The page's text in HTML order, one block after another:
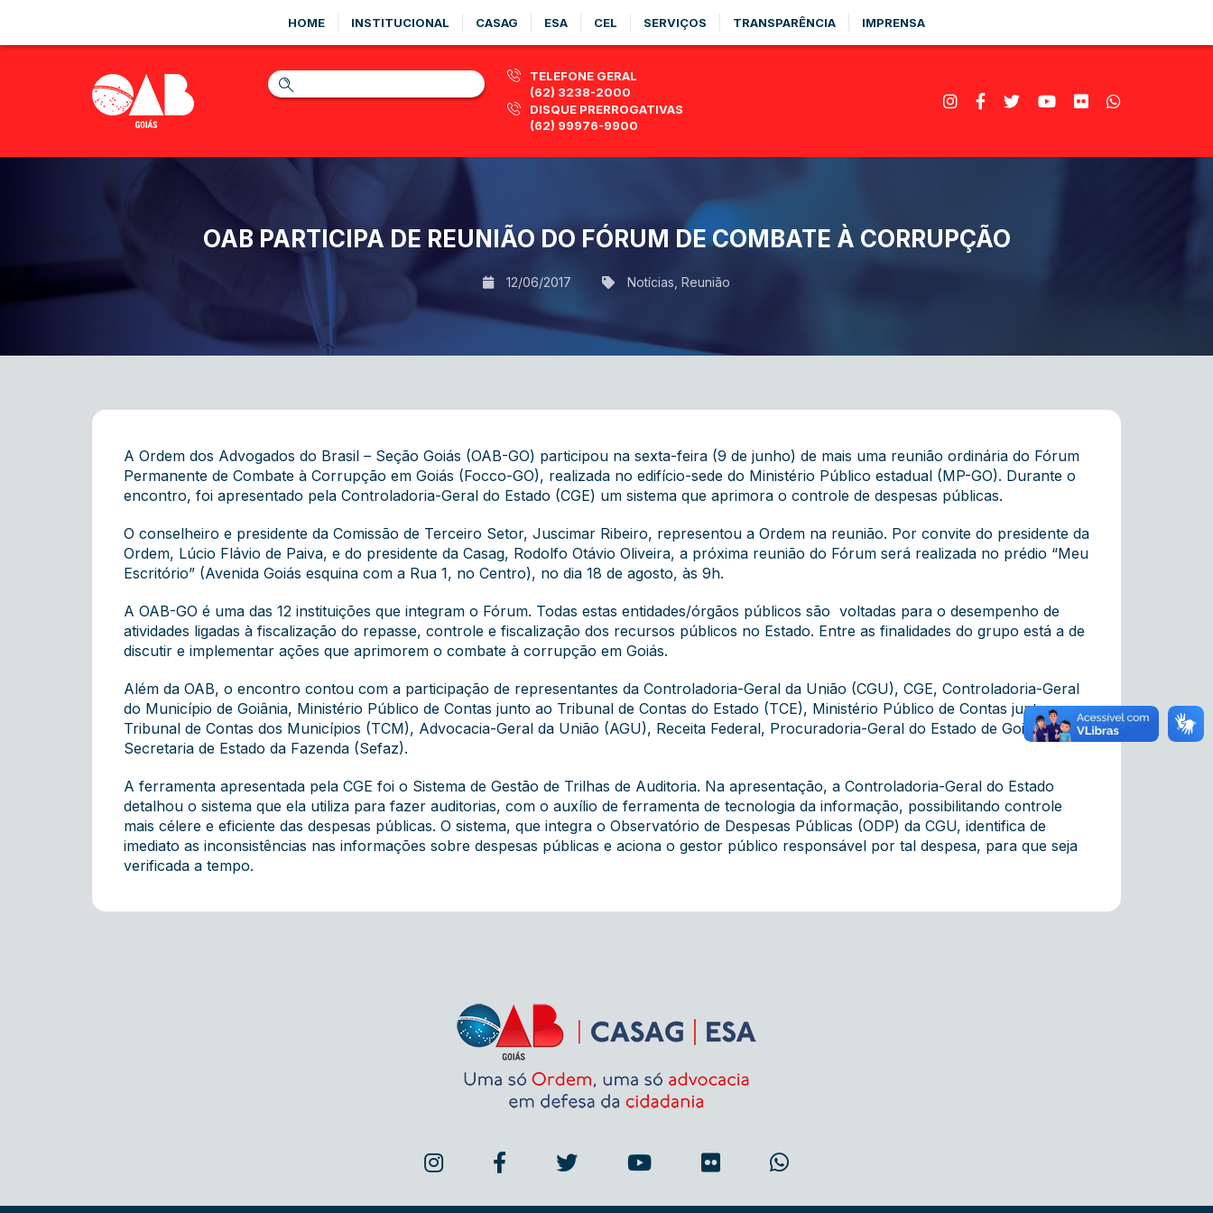
HOME INSTITUCIONAL CASAG ESA CEL SERVIÇOS TRANSPARÊNCIA IMPRENSA
TELEFONE GERAL
(62) 3238-2000
DISQUE PRERROGATIVAS
(62) 99976-9900
OAB PARTICIPA DE REUNIÃO DO FÓRUM DE COMBATE À CORRUPÇÃO
12/06/2017 Notícias Reunião
A Ordem dos Advogados do Brasil – Seção Goiás (OAB-GO) participou na sexta-feira (9 de junho) de mais uma reunião ordinária do Fórum
Permanente de Combate à Corrupção em Goiás (Focco-GO), realizada no edifício-sede do Ministério Público estadual (MP-GO). Durante o
encontro, foi apresentado pela Controladoria-Geral do Estado (CGE) um sistema que aprimora o controle de despesas públicas.
O conselheiro e presidente da Comissão de Terceiro Setor, Juscimar Ribeiro, representou a Ordem na reunião. Por convite do presidente da
Ordem, Lúcio Flávio de Paiva, e do presidente da Casag, Rodolfo Otávio Oliveira, a próxima reunião do Fórum será realizada no prédio “Meu
Escritório” (Avenida Goiás esquina com a Rua 1, no Centro), no dia 18 de agosto, às 9h.
A OAB-GO é uma das 12 instituições que integram o Fórum. Todas estas entidades/órgãos públicos são voltadas para o desempenho de
atividades ligadas à fiscalização do repasse, controle e fiscalização dos recursos públicos no Estado. Entre as finalidades do grupo está a de
discutir e implementar ações que aprimorem o combate à corrupção em Goiás.
Além da OAB, o encontro contou com a participação de representantes da Controladoria-Geral da União (CGU), CGE, Controladoria-Geral
do Município de Goiânia, Ministério Público de Contas junto ao Tribunal de Contas do Estado (TCE), Ministério Público de Contas junto ao
Tribunal de Contas dos Municípios (TCM), Advocacia-Geral da União (AGU), Receita Federal, Procuradoria-Geral do Estado de Goiás e
Secretaria de Estado da Fazenda (Sefaz).
A ferramenta apresentada pela CGE foi o Sistema de Gestão de Trilhas de Auditoria. Na apresentação, a Controladoria-Geral do Estado
detalhou o sistema que ela utiliza para fazer auditorias, com o auxílio de ferramenta de tecnologia da informação, possibilitando controle
mais célere e eficiente das despesas públicas. O sistema, que integra o Observatório de Despesas Públicas (ODP) da CGU, identifica de
imediato as inconsistências nas informações sobre despesas públicas e aciona o gestor público responsável por tal despesa, para que seja
verificada a tempo.